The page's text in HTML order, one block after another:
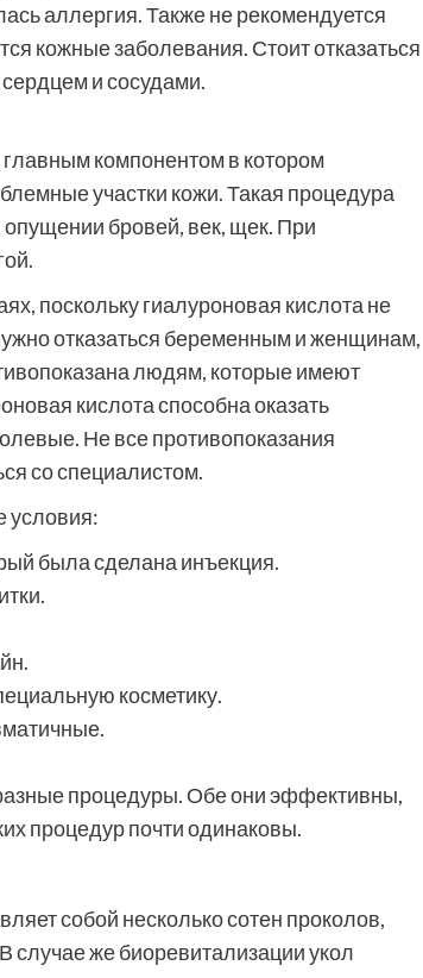
аллергия. Также не рекомендуется
кожные заболевания. Стоит отказаться
и сосудами.
компонентом в котором
участки кожи. Такая процедура
бровей, век, щек. При
поскольку гиалуроновая кислота не
отказаться беременным и женщинам,
людям, которые имеют
кислота способна оказать
Не все противопоказания
со специалистом.
условия:
была сделана инъекция.
косметику.
процедуры. Обе они эффективны,
процедур почти одинаковы.
собой несколько сотен проколов,
случае же биоревитализации укол